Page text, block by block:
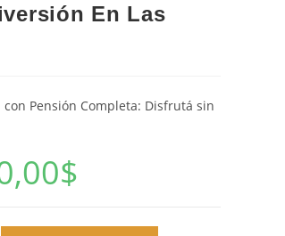
En Las
con Pensión Completa: Disfrutá sin
$